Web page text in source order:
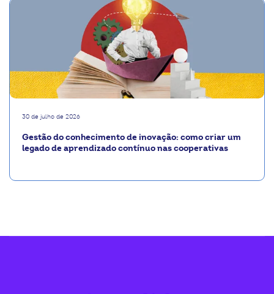
30 de julho de 2026
Gestão do conhecimento de inovação: como criar um
legado de aprendizado contínuo nas cooperativas